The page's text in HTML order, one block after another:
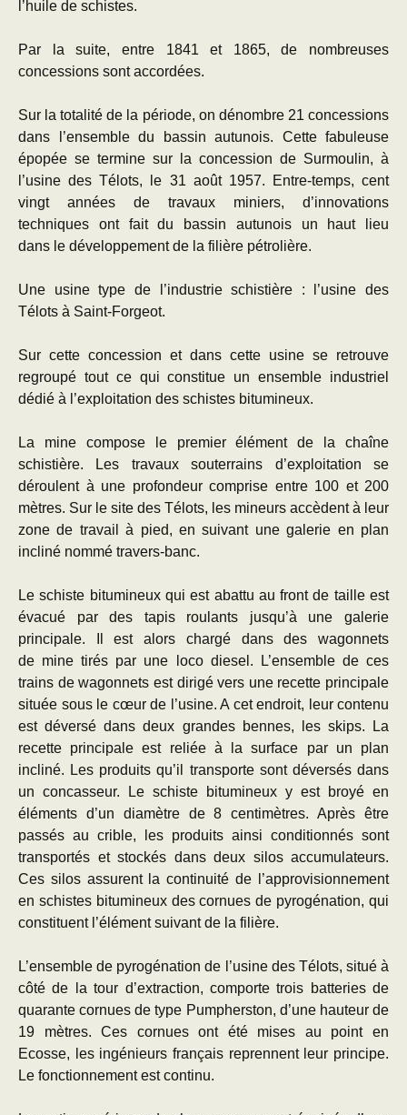
l’huile de schistes.
Par la suite, entre 1841 et 1865, de nombreuses
concessions sont accordées.
Sur la totalité de la période, on dénombre 21 concessions
dans l’ensemble du bassin autunois. Cette fabuleuse
épopée se termine sur la concession de Surmoulin, à
l’usine des Télots, le 31 août 1957. Entre-temps, cent
vingt années de travaux miniers, d’innovations
techniques ont fait du bassin autunois un haut lieu
dans le développement de la filière pétrolière.
Une usine type de l’industrie schistière : l’usine des
Télots à Saint-Forgeot.
Sur cette concession et dans cette usine se retrouve
regroupé tout ce qui constitue un ensemble industriel
dédié à l’exploitation des schistes bitumineux.
La mine compose le premier élément de la chaîne
schistière. Les travaux souterrains d’exploitation se
déroulent à une profondeur comprise entre 100 et 200
mètres. Sur le site des Télots, les mineurs accèdent à leur
zone de travail à pied, en suivant une galerie en plan
incliné nommé travers-banc.
Le schiste bitumineux qui est abattu au front de taille est
évacué par des tapis roulants jusqu’à une galerie
principale. Il est alors chargé dans des wagonnets
de mine tirés par une loco diesel. L’ensemble de ces
trains de wagonnets est dirigé vers une recette principale
située sous le cœur de l’usine. A cet endroit, leur contenu
est déversé dans deux grandes bennes, les skips. La
recette principale est reliée à la surface par un plan
incliné. Les produits qu’il transporte sont déversés dans
un concasseur. Le schiste bitumineux y est broyé en
éléments d’un diamètre de 8 centimètres. Après être
passés au crible, les produits ainsi conditionnés sont
transportés et stockés dans deux silos accumulateurs.
Ces silos assurent la continuité de l’approvisionnement
en schistes bitumineux des cornues de pyrogénation, qui
constituent l’élément suivant de la filière.
L’ensemble de pyrogénation de l’usine des Télots, situé à
côté de la tour d’extraction, comporte trois batteries de
quarante cornues de type Pumpherston, d’une hauteur de
19 mètres. Ces cornues ont été mises au point en
Ecosse, les ingénieurs français reprennent leur principe.
Le fonctionnement est continu.